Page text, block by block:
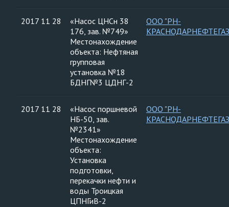
2017 11 28
«Насос ЦНСн 38
176, зав. №749»
Местонахождение
объекта: Нефтяная
групповая
установка №18
БДНГ№3 ЦДНГ-2
ООО "РН-
2017 11 28
«Насос поршневой
НБ-50, зав.
№2341»
Местонахождение
объекта:
Установка
подготовки,
перекачки нефти и
воды Троицкая
ЦПНГиВ-2
ООО "РН-